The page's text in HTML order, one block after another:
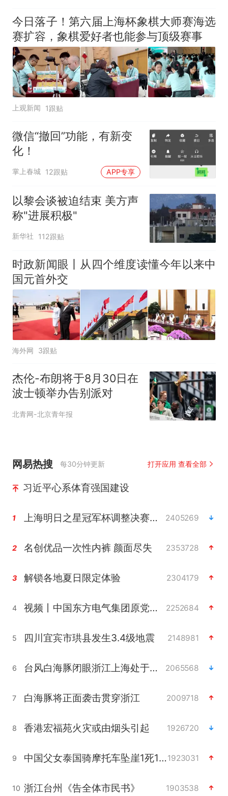
今日落子！第六届上海杯象棋大师赛海选
赛扩容，象棋爱好者也能参与顶级赛事
上观新闻 1跟贴
微信“撤回”功能，有新变
化！
掌上春城 12跟贴 APP专享
以黎会谈被迫结束 美方声
称"进展积极"
新华社 112跟贴
时政新闻眼丨从四个维度读懂今年以来中
国元首外交
海外网 3跟贴
杰伦-布朗将于8月30日在
波士顿举办告别派对
北青网-北京青年报
网易热搜 每30分钟更新 打开应用 查看全部
习近平心系体育强国建设
1 上海明日之星冠军杯调整决赛时间 2405269
2 名创优品一次性内裤 颜面尽失 2353728
3 解锁各地夏日限定体验 2304179
4 视频丨中国东方电气集团原党组副书记、董事宋致远被查 2252684
5 四川宜宾市珙县发生3.4级地震 2148981
6 台风白海豚闭眼浙江上海处于危险半圆 2065568
7 白海豚将正面袭击贯穿浙江 2009718
8 香港宏福苑火灾或由烟头引起 1926720
9 中国父女泰国骑摩托车坠崖1死1伤1923031
10 浙江台州《告全体市民书》 1903538